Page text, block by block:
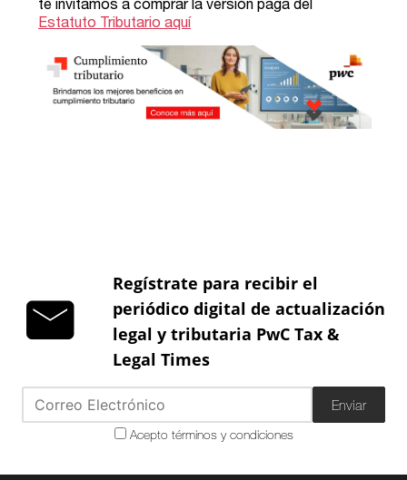
Regístrate para recibir el
periódico digital de actualización
legal y tributaria PwC Tax &
Legal Times
Enviar
Acepto términos y condiciones